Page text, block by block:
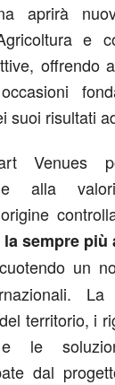
aprirà
e
offrendo
suoi risultati
Venues
alla
sempre più
un
territorio, i
le
dal